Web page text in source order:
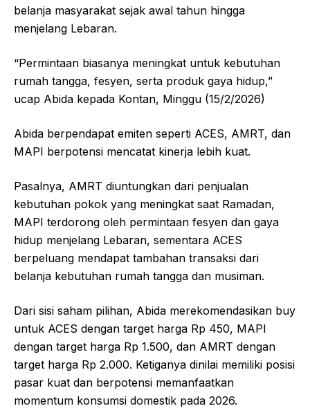
belanja masyarakat sejak awal tahun hingga
menjelang Lebaran.
“Permintaan biasanya meningkat untuk kebutuhan
rumah tangga, fesyen, serta produk gaya hidup,”
ucap Abida kepada Kontan, Minggu (15/2/2026)
Abida berpendapat emiten seperti ACES, AMRT, dan
MAPI berpotensi mencatat kinerja lebih kuat.
Pasalnya, AMRT diuntungkan dari penjualan
kebutuhan pokok yang meningkat saat Ramadan,
MAPI terdorong oleh permintaan fesyen dan gaya
hidup menjelang Lebaran, sementara ACES
berpeluang mendapat tambahan transaksi dari
belanja kebutuhan rumah tangga dan musiman.
Dari sisi saham pilihan, Abida merekomendasikan buy
untuk ACES dengan target harga Rp 450, MAPI
dengan target harga Rp 1.500, dan AMRT dengan
target harga Rp 2.000. Ketiganya dinilai memiliki posisi
pasar kuat dan berpotensi memanfaatkan
momentum konsumsi domestik pada 2026.